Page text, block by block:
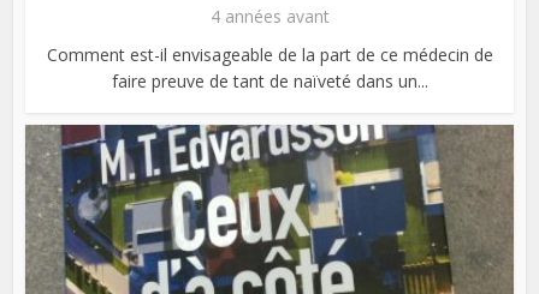
4 années avant
Comment est-il envisageable de la part de ce médecin de
faire preuve de tant de naïveté dans un...